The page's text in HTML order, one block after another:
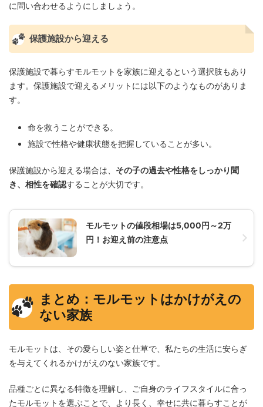
に問い合わせるようにしましょう。
保護施設から迎える
保護施設で暮らすモルモットを家族に迎えるという選択肢もあり
ます。保護施設で迎えるメリットには以下のようなものがありま
す。
命を救うことができる。
施設で性格や健康状態を把握していることが多い。
保護施設から迎える場合は、 その子の過去や性格をしっかり聞
き、相性を確認することが大切です。
モルモットの値段相場は5,000円～2万
円！お迎え前の注意点
まとめ：モルモットはかけがえの
ない家族
モルモットは、その愛らしい姿と仕草で、私たちの生活に安らぎ
を与えてくれるかけがえのない家族です。
品種ごとに異なる特徴を理解し、ご自身のライフスタイルに合っ
たモルモットを選ぶことで、より長く、幸せに共に暮らすことが